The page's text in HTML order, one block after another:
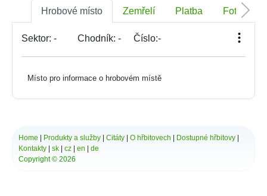
Hrobové místo Zemřelí Platba Foto
Sektor: - Chodník: - Číslo:-
Místo pro informace o hrobovém místě
Home Produkty a služby Citáty O hřbitovech Dostupné hřbitovy
Kontakty
sk cz en
de
Copyright © 2026